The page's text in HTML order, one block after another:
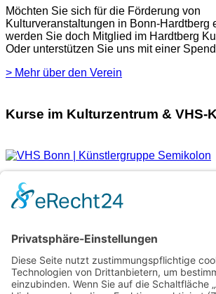
Möchten Sie sich für die Förderung von
Kulturveranstaltungen in Bonn-Hardtberg
werden Sie doch Mitglied im Hardtberg
Oder unterstützen Sie uns mit einer
> Mehr über den Verein
Kurse im Kulturzentrum & VHS-
Verschiedene Künstlergruppen sowie die
unsere Räumlichkeiten im Kulturzentrum
> Hier finden Sie eine aktuelle Übersicht.
Newsletter